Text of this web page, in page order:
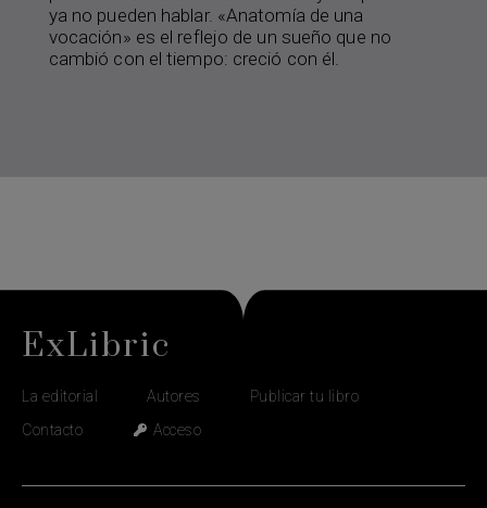
ya no pueden hablar. «Anatomía de una
vocación» es el reflejo de un sueño que no
cambió con el tiempo: creció con él.
ExLibric
La editorial Autores
Publicar tu libro
Contacto
Acceso